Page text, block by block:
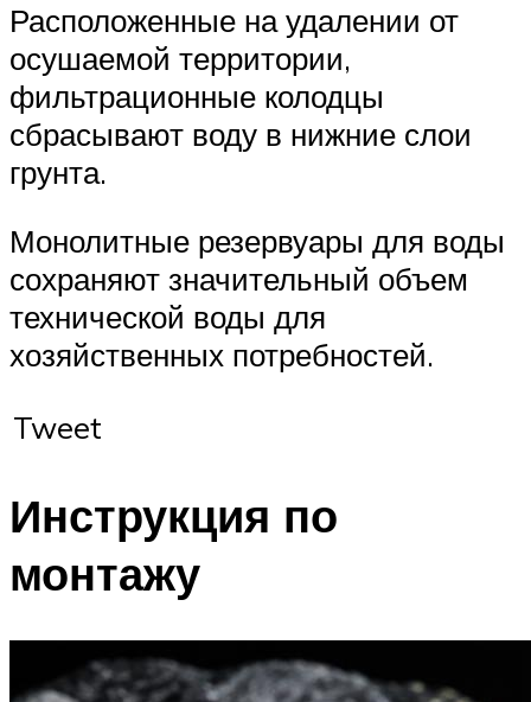
Расположенные на удалении от
осушаемой территории,
фильтрационные колодцы
сбрасывают воду в нижние слои
грунта.
Монолитные резервуары для воды
сохраняют значительный объем
технической воды для
хозяйственных потребностей.
Tweet
Инструкция по
монтажу